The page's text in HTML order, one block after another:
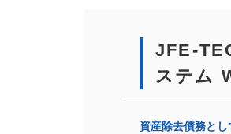
JFE-
ステム
資産除去債務と